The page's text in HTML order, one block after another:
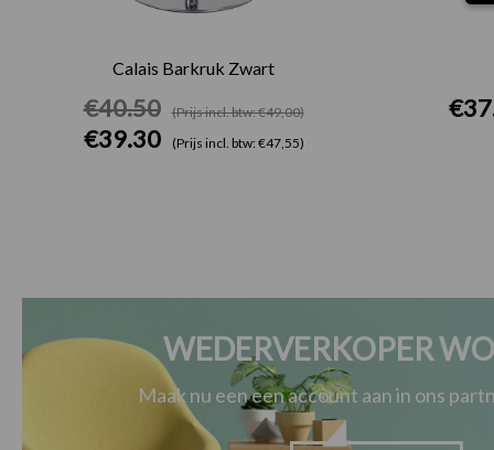
Calais Barkruk Zwart
€40.50 (Prijs incl. btw: €49,00)
€39.30 (Prijs incl. btw: €47,55)
€
WEDERVERKOPER
Maak nu een een account aan in ons